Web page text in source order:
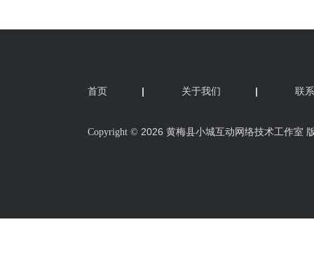
首页 | 关于我们 | 联
Copyright © 2026 黄梅县小城互动网络技术工作室